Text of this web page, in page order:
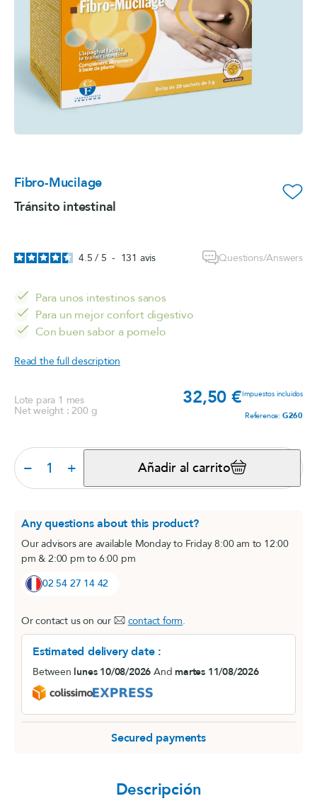
Fibro-Mucilage favorite_border
Tránsito intestinal
4.5 / 5 - 131 avis Questions/Answers
Para unos intestinos sanos
Para un mejor confort digestivo
Con buen sabor a pomelo
Read the full description
Lote para 1 mes
Net weight : 200 g
32,50 €Impuestos incluidos
Reference: G260
− + Añadir al carrito
Any questions about this product?
Our advisors are available Monday to Friday 8:00 am to 12:00
pm & 2:00 pm to 6:00 pm
02 54 27 14 42
Or contact us on our contact form.
Estimated delivery date :
Between lunes 10/08/2026 Andmartes 11/08/2026
Secured payments
Descripción